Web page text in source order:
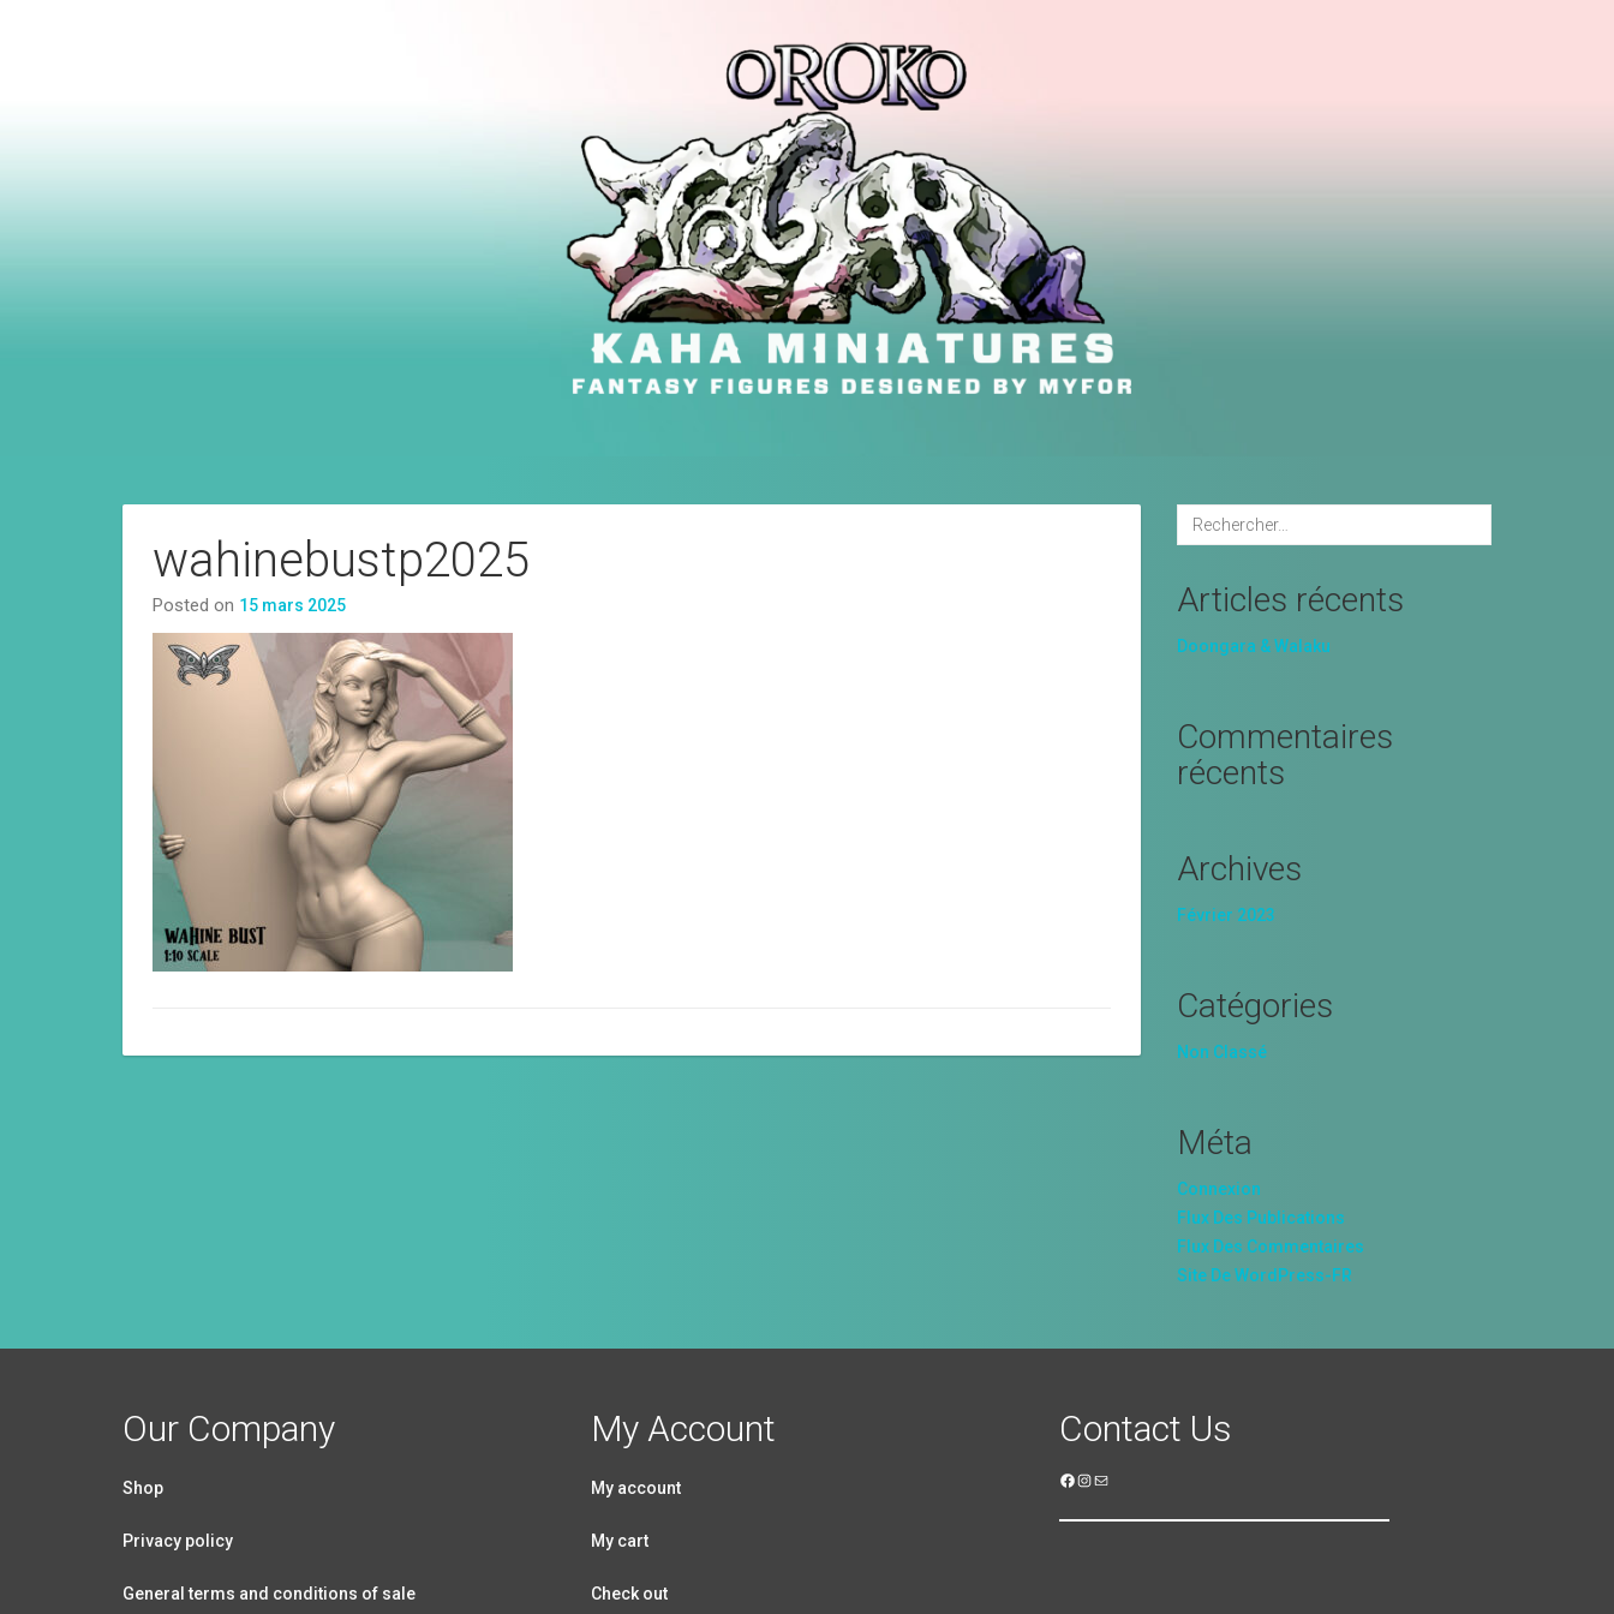
wahinebustp2025
Posted on 15 mars 2025 Articles récents
Doongara & Walaku
Commentaires
récents
Archives
Février 2023
Catégories
Non Classé
Méta
Connexion
Flux Des Publications
Flux Des Commentaires
Site De WordPress-FR
Our Company
Shop
Privacy policy
General terms and conditions of sale
My Account
My account
My cart
Check out
Contact Us